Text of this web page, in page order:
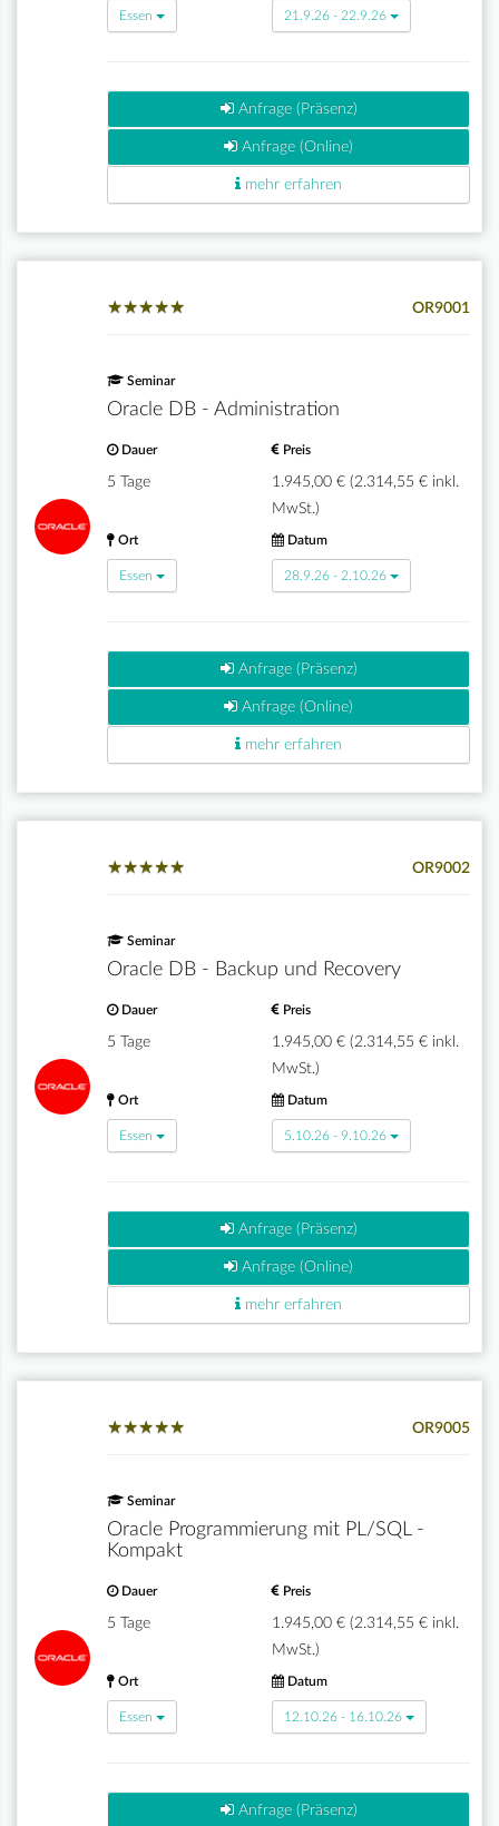
Essen 21.9.26 - 22.9.26
Anfrage (Präsenz)
Anfrage (Online)
mehr erfahren
★★★★★
★★★★★ OR9001
Seminar
Oracle DB - Administration
Dauer
5 Tage
Preis
1.945,00 € (2.314,55 € inkl.
MwSt.)
Ort
Essen
Datum
28.9.26 - 2.10.26
Anfrage (Präsenz)
Anfrage (Online)
mehr erfahren
★★★★★
★★★★★ OR9002
Seminar
Oracle DB - Backup und Recovery
Dauer
5 Tage
Preis
1.945,00 € (2.314,55 € inkl.
MwSt.)
Ort
Essen
Datum
5.10.26 - 9.10.26
Anfrage (Präsenz)
Anfrage (Online)
mehr erfahren
★★★★★
★★★★★ OR9005
Seminar
Oracle Programmierung mit PL/SQL -
Kompakt
Dauer
5 Tage
Preis
1.945,00 € (2.314,55 € inkl.
MwSt.)
Ort
Essen
Datum
12.10.26 - 16.10.26
Anfrage (Präsenz)